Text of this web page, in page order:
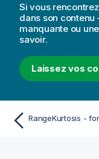
Si vous
dans son contenu
manquante ou
savoir.
Laissez vos